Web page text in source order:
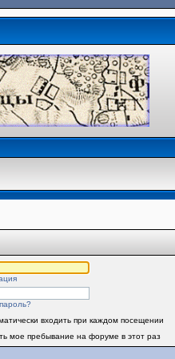
входить при каждом посещении
мое пребывание на форуме в этот раз